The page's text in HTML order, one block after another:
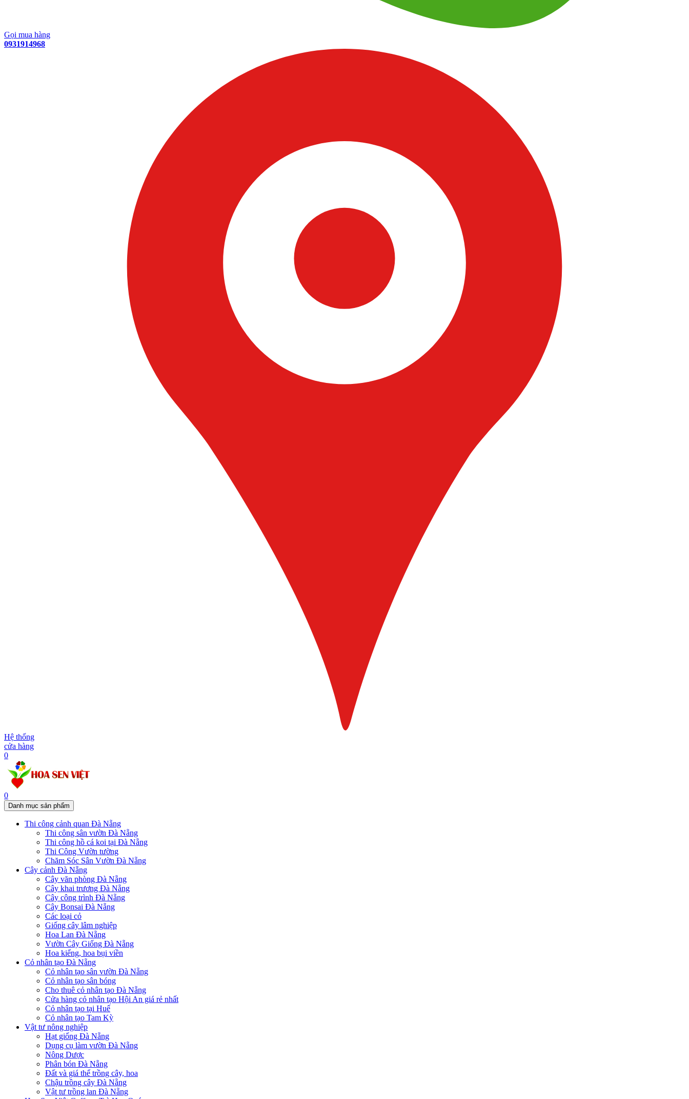
Gọi mua hàng
0931914968
Hệ thống
cửa hàng
0
0
Danh mục sản phẩm
Thi công cảnh quan Đà Nẵng
Thi công sân vườn Đà Nẵng
Thi công hồ cá koi tại Đà Nẵng
Thi Công Vườn tường
Chăm Sóc Sân Vườn Đà Nẵng
Cây cảnh Đà Nẵng
Cây văn phòng Đà Nẵng
Cây khai trương Đà Nẵng
Cây công trình Đà Nẵng
Cây Bonsai Đà Nẵng
Các loại cỏ
Giống cây lâm nghiệp
Hoa Lan Đà Nẵng
Vườn Cây Giống Đà Nẵng
Hoa kiểng, hoa bụi viền
Cỏ nhân tạo Đà Nẵng
Cỏ nhân tạo sân vườn Đà Nẵng
Cỏ nhân tạo sân bóng
Cho thuê cỏ nhân tạo Đà Nẵng
Cửa hàng cỏ nhân tạo Hội An giá rẻ nhất
Cỏ nhân tạo tại Huế
Cỏ nhân tạo Tam Kỳ
Vật tư nông nghiệp
Hạt giống Đà Nẵng
Dụng cụ làm vườn Đà Nẵng
Nông Dược
Phân bón Đà Nẵng
Đất và giá thể trồng cây, hoa
Chậu trồng cây Đà Nẵng
Vật tư trồng lan Đà Nẵng